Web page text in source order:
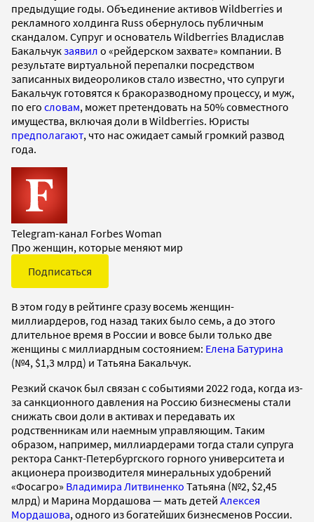
предыдущие годы. Объединение активов Wildberries и
рекламного холдинга Russ обернулось публичным
скандалом. Супруг и основатель Wildberries Владислав
Бакальчукзаявил о «рейдерском захвате» компании. В
результате виртуальной перепалки посредством
записанных видеороликов стало известно, что супруги
Бакальчук готовятся к бракоразводному процессу, и муж,
по его словам, может претендовать на 50% совместного
имущества, включая доли в Wildberries. Юристы
предполагают, что нас ожидает самый громкий развод
года.
Telegram-канал Forbes Woman
Про женщин, которые меняют мир
Подписаться
В этом году в рейтинге сразу восемь женщин-
миллиардеров, год назад таких было семь, а до этого
длительное время в России и вовсе были только две
женщины с миллиардным состоянием: Елена Батурина
(№4, $1,3 млрд) и Татьяна Бакальчук.
Резкий скачок был связан с событиями 2022 года, когда из-
за санкционного давления на Россию бизнесмены стали
снижать свои доли в активах и передавать их
родственникам или наемным управляющим. Таким
образом, например, миллиардерами тогда стали супруга
ректора Санкт-Петербургского горного университета и
акционера производителя минеральных удобрений
«Фосагро» Владимира Литвиненко Татьяна (№2, $2,45
млрд) и Марина Мордашова — мать детей Алексея
Мордашова, одного из богатейших бизнесменов России.